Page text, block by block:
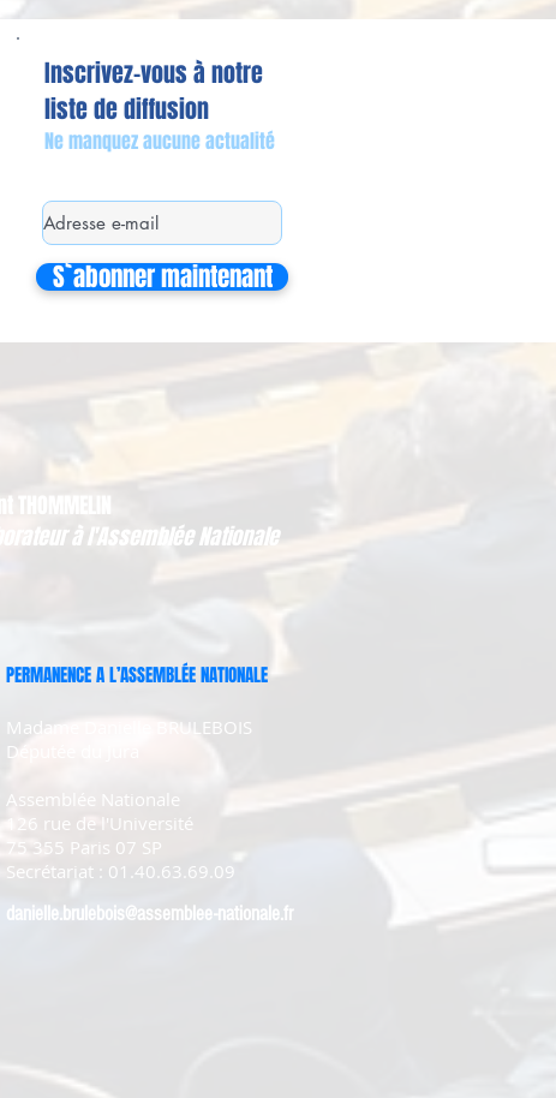
Inscrivez-vous à notre
liste de diffusion
Ne manquez aucune actualité
S`abonner maintenant
à l'Assemblée Nationale
PERMANENCE A L’ASSEMBLÉE NATIONALE
Madame Danielle BRULEBOIS
Députée du Jura
Assemblée Nationale
126 rue de l'Université
75 355 Paris 07 SP
Secrétariat : 01.40.63.69.09
danielle.brulebois@assemblee-nationale.fr